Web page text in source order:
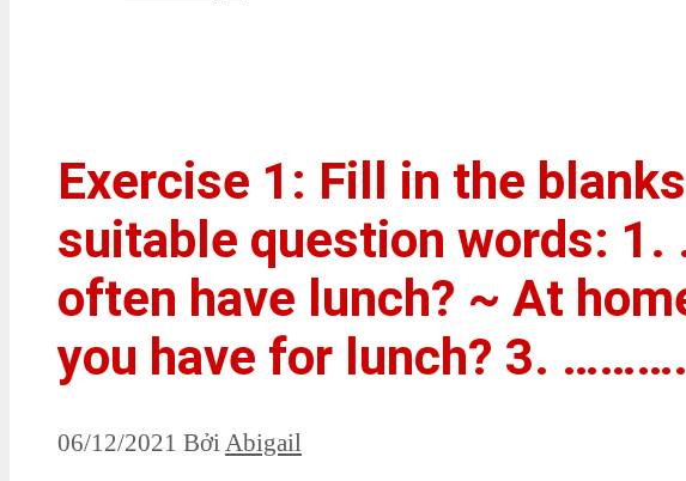
Exercise 1: Fill in the
suitable question words:
often have lunch? ~ At
you have for lunch? 3.
06/12/2021 Bởi Abigail